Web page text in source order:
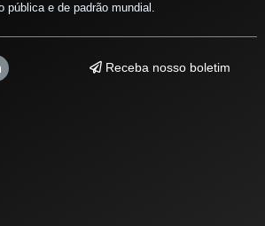
pública e de padrão mundial.
Receba nosso boletim